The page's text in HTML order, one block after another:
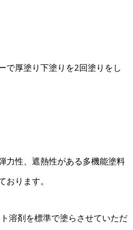
で厚塗り下塗りを2回塗りをし
力性、遮熱性がある多機能塗料
ります。
溶剤を標準で塗らさせていただ